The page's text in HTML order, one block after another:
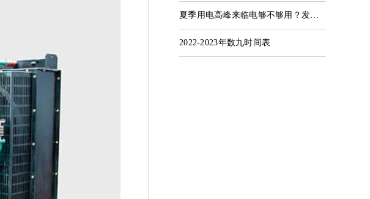
夏季用电高峰来临电够不够用？发改委回应
2022-2023年数九时间表